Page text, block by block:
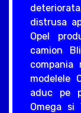
distrusa
Opel
camion
modelele
aduc pe
Omega si